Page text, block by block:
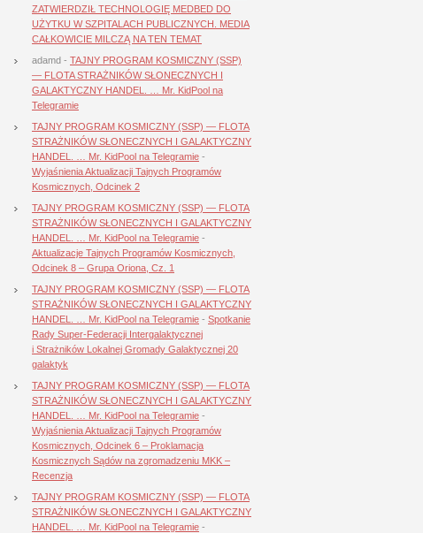
ZATWIERDZIŁ TECHNOLOGIĘ MEDBED DO
UŻYTKU W SZPITALACH PUBLICZNYCH. MEDIA
CAŁKOWICIE MILCZĄ NA TEN TEMAT
adamd - TAJNY PROGRAM KOSMICZNY (SSP)
— FLOTA STRAŻNIKÓW SŁONECZNYCH I
GALAKTYCZNY HANDEL. … Mr. KidPool na
Telegramie
TAJNY PROGRAM KOSMICZNY (SSP) — FLOTA
STRAŻNIKÓW SŁONECZNYCH I GALAKTYCZNY
HANDEL. … Mr. KidPool na Telegramie -
Wyjaśnienia Aktualizacji Tajnych Programów
Kosmicznych, Odcinek 2
TAJNY PROGRAM KOSMICZNY (SSP) — FLOTA
STRAŻNIKÓW SŁONECZNYCH I GALAKTYCZNY
HANDEL. … Mr. KidPool na Telegramie -
Aktualizacje Tajnych Programów Kosmicznych,
Odcinek 8 – Grupa Oriona, Cz. 1
TAJNY PROGRAM KOSMICZNY (SSP) — FLOTA
STRAŻNIKÓW SŁONECZNYCH I GALAKTYCZNY
HANDEL. … Mr. KidPool na Telegramie - Spotkanie
Rady Super-Federacji Intergalaktycznej
i Strażników Lokalnej Gromady Galaktycznej 20
galaktyk
TAJNY PROGRAM KOSMICZNY (SSP) — FLOTA
STRAŻNIKÓW SŁONECZNYCH I GALAKTYCZNY
HANDEL. … Mr. KidPool na Telegramie -
Wyjaśnienia Aktualizacji Tajnych Programów
Kosmicznych, Odcinek 6 – Proklamacja
Kosmicznych Sądów na zgromadzeniu MKK –
Recenzja
TAJNY PROGRAM KOSMICZNY (SSP) — FLOTA
STRAŻNIKÓW SŁONECZNYCH I GALAKTYCZNY
HANDEL. … Mr. KidPool na Telegramie -